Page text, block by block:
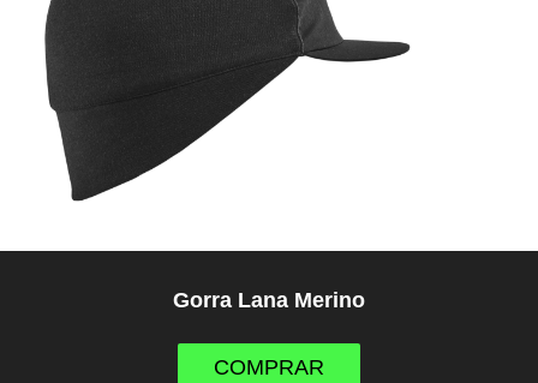
Gorra Lana Merino
COMPRAR